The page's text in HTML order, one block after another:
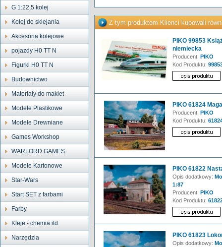
G 1:22,5 kolej
Kolej do sklejania
Akcesoria kolejowe
pojazdy H0 TT N
Figurki H0 TT N
Budownictwo
Materiały do makiet
Modele Plastikowe
Modele Drewniane
Games Workshop
WARLORD GAMES
Modele Kartonowe
Star-Wars
Start SET z farbami
Farby
Kleje - chemia itd.
Narzędzia
Z tym produktem Klienci kupowali
PIKO 99853
niemiecka
Producent: PIKO
Kod Produktu:
PIKO 61824
Producent: PIKO
Kod Produktu:
PIKO 61822
Opis dodatkowy:
1:87
Producent: PIKO
Kod Produktu:
PIKO 61823
Opis dodatkowy: